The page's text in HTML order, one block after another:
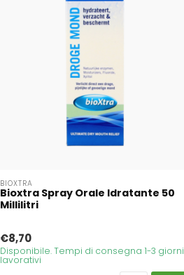
BIOXTRA
Bioxtra Spray Orale Idratante 50
Millilitri
€8,70
Disponibile. Tempi di consegna 1-3 giorni
lavorativi